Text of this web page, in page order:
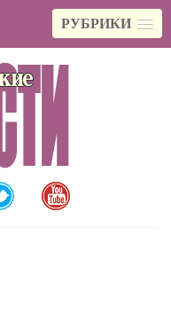
РУБРИКИ